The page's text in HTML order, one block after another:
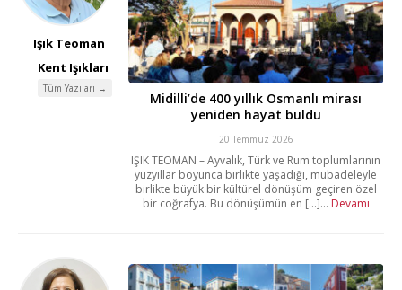
Işık Teoman
Kent Işıkları
Tüm Yazıları →
Midilli’de 400 yıllık Osmanlı mirası
yeniden hayat buldu
20 Temmuz 2026
IŞIK TEOMAN – Ayvalık, Türk ve Rum toplumlarının
yüzyıllar boyunca birlikte yaşadığı, mübadeleyle
birlikte büyük bir kültürel dönüşüm geçiren özel
bir coğrafya. Bu dönüşümün en [...]... Devamı